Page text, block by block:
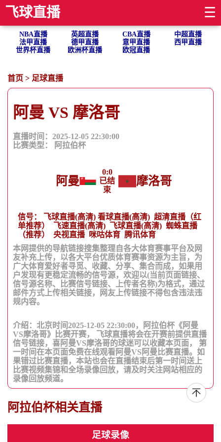
飞球直播 ☰
NBA直播 英超直播 CBA直播
中超直播
法甲直播
德甲直播 意甲直播
西甲直播
世界杯直播
欧洲杯直播 欧冠直播
首页 > 足球直播
阿曼 VS 摩洛哥
直播时间：2025-12-05 22:30:00
比赛类型：
阿拉伯杯
阿曼
0:0
已结
束
摩洛哥
信号： 飞球直播(高清) 看球直播(高清) 超清直播（红
单推荐）
飞速直播(高清) 飞球直播(高清) 蜘蛛直播
（推荐）
央视直播 咪咕体育 腾讯体育
本网提供的导航链接搜集整理自各大体育赛事平台及网
友补充上传，以各大平台优质体育赛事资源为主旨，为
广大体育爱好者寻觅、收藏、分享、集合而成，如果用
户发现有更稳定流畅的信号源，欢迎以(当前页面链接、
信号源名称、比赛信号链接、上传者名称)为格式，通过
邮件方式上传相关链接，网友上传链接不得包含违法违
规内容。
介绍：北京时间2025-12-05 22:30:00，阿拉伯杯《阿曼
VS摩洛哥》比赛开赛， 飞球直播将会在开赛前提供直播
信号链接，喜阿曼VS摩洛哥的球迷可以收藏本页面， 第
一时间在本页面免费在线观看阿曼VS阿曼比赛直播。如
果错过比赛直播，本站也会在直播结束后第一时间送上
比赛视频集锦和全场录像回放，请及时关注网站相应的
录像回放频道。
阿拉伯杯相关直播
足球录像